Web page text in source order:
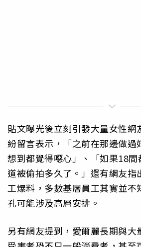
貼文曝光後立刻引發大量女性網
紛留言表示，「之前在那邊做過
想到都覺得噁心」、「如果18
道被偷拍多久了。」還有網友指
工爆料，多數基層員工其實並不
孔可能涉及高層安排。
另有網友提到，愛爾麗長期與大